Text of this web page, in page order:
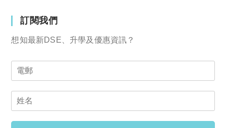
訂閱我們
想知最新DSE、升學及優惠資訊？